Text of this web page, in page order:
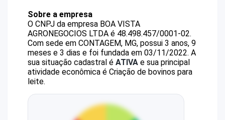
Sobre a empresa
O CNPJ da empresa BOA VISTA
AGRONEGOCIOS LTDA é 48.498.457/0001-02.
Com sede em CONTAGEM, MG, possui 3 anos, 9
meses e 3 dias e foi fundada em 03/11/2022. A
sua situação cadastral é ATIVA e sua principal
atividade econômica é Criação de bovinos para
leite.